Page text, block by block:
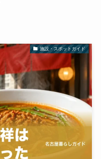
施設・スポットガイド